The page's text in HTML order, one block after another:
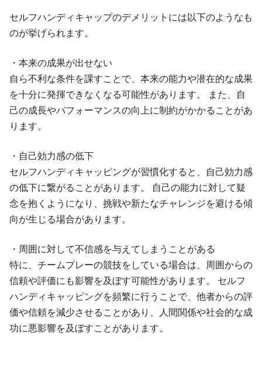
セルフハンディキャップのデメリットには以下のようなも
のが挙げられます。
・本来の成果が出せない
自ら不利な条件を課すことで、本来の能力や潜在的な成果
を十分に発揮できなくなる可能性があります。 また、自
己の成長やパフォーマンスの向上に制約がかかることがあ
ります。
・自己効力感の低下
セルフハンディキャッピングが習慣化すると、自己効力感
の低下に繋がることがあります。 自己の能力に対して疑
念を抱くようになり、挑戦や新たなチャレンジを避ける傾
向が生じる場合があります。
・周囲に対して不信感を与えてしまうことがある
特に、チームプレーの競技をしている場合は、周囲からの
信頼や評価にも影響を及ぼす可能性があります。 セルフ
ハンディキャッピングを頻繁に行うことで、他者からの評
価や信頼を減少させることがあり、人間関係や社会的な成
功に悪影響を及ぼすことがあります。